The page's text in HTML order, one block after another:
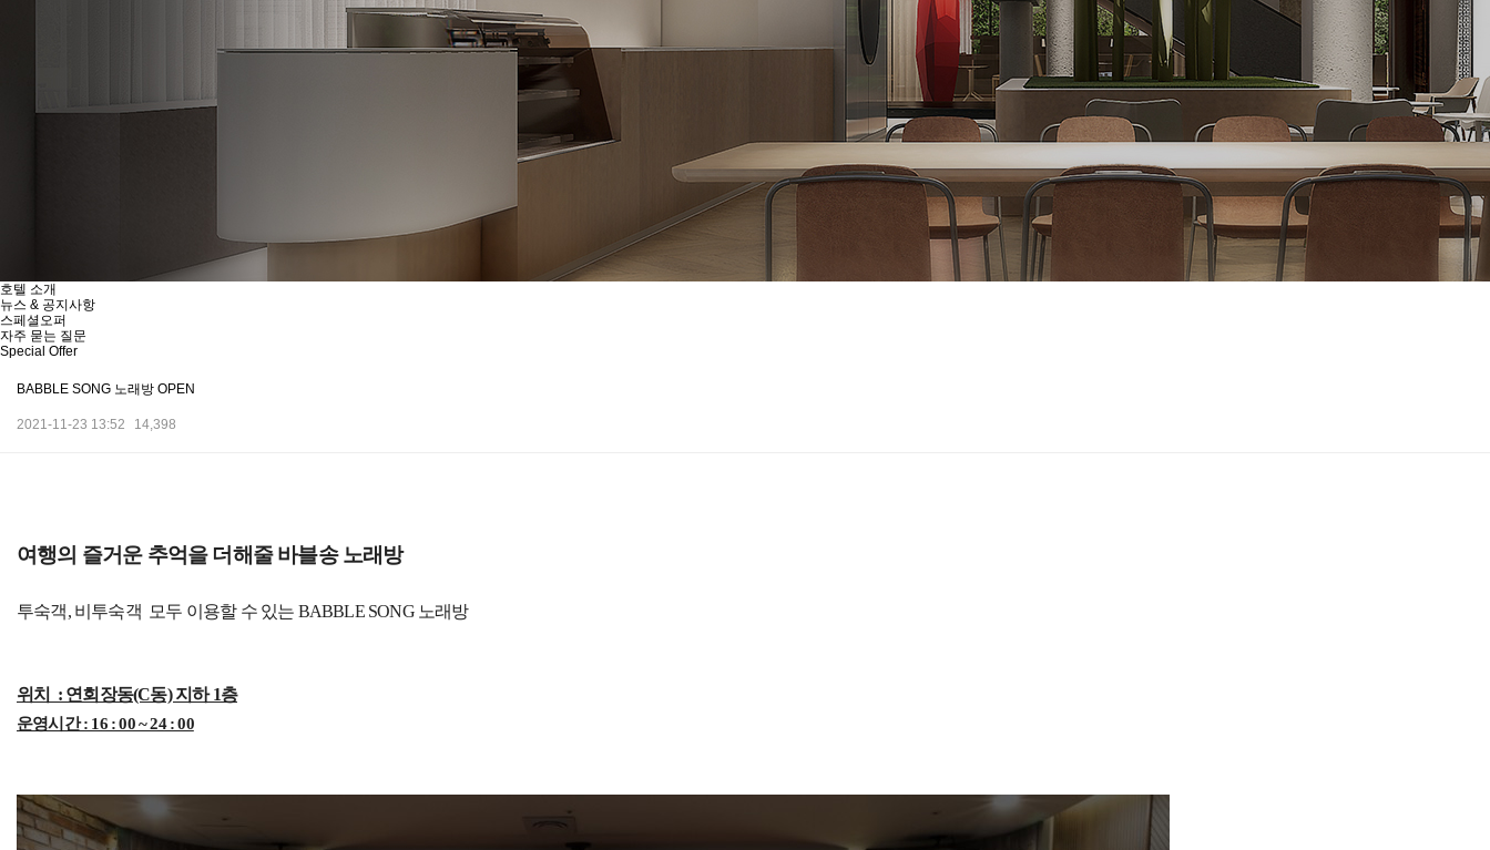
호텔 소개
뉴스 & 공지사항
스페셜오퍼
자주 묻는 질문
Special Offer
BABBLE SONG 노래방 OPEN
2021-11-23 13:52 14,398
여행의 즐거운 추억을 더해줄 바블송 노래방
투숙객, 비투숙객 모두 이용할 수 있는 BABBLE SONG 노래방
위치 : 연회장동(C동) 지하 1층
운영시간 : 16 : 00 ~ 24 : 00